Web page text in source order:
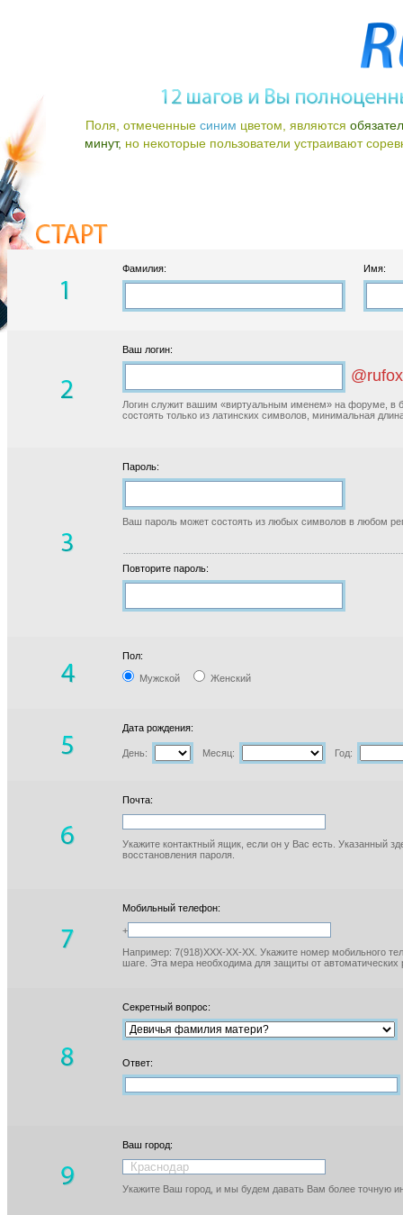
Поля, отмеченные синим цветом, являются
минут, но некоторые пользователи устраивают
Фамилия: Имя:
Ваш логин:
Логин служит вашим «виртуальным именем» на форуме, в
состоять только из латинских символов, минимальная
Пароль:
Ваш пароль может состоять из любых символов в любом
Повторите пароль:
Пол:
Мужской Женский
Дата рождения:
День: Месяц: Год:
Почта:
Укажите контактный ящик, если он у Вас есть. Указанный
восстановления пароля.
Мобильный телефон:
+
Например: 7(918)XXX-XX-XX. Укажите номер мобильного
шаге. Эта мера необходима для защиты от автоматических
Секретный вопрос:
Ответ:
Ваш город:
Укажите Ваш город, и мы будем давать Вам более точную